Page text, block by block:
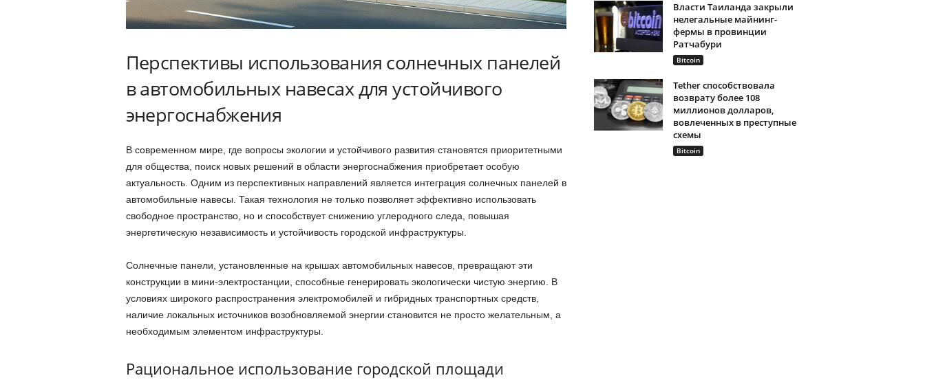
Перспективы использования солнечных панелей
в автомобильных навесах для устойчивого
энергоснабжения
В современном мире, где вопросы экологии и устойчивого развития становятся приоритетными
для общества, поиск новых решений в области энергоснабжения приобретает особую
актуальность. Одним из перспективных направлений является интеграция солнечных панелей в
автомобильные навесы. Такая технология не только позволяет эффективно использовать
свободное пространство, но и способствует снижению углеродного следа, повышая
энергетическую независимость и устойчивость городской инфраструктуры.
Солнечные панели, установленные на крышах автомобильных навесов, превращают эти
конструкции в мини-электростанции, способные генерировать экологически чистую энергию. В
условиях широкого распространения электромобилей и гибридных транспортных средств,
наличие локальных источников возобновляемой энергии становится не просто желательным, а
необходимым элементом инфраструктуры.
Рациональное использование городской площади
Власти Таиланда закрыли
нелегальные майнинг-
фермы в провинции
Ратчабури
Bitcoin
Tether способствовала
возврату более 108
миллионов долларов,
вовлеченных в преступные
схемы
Bitcoin